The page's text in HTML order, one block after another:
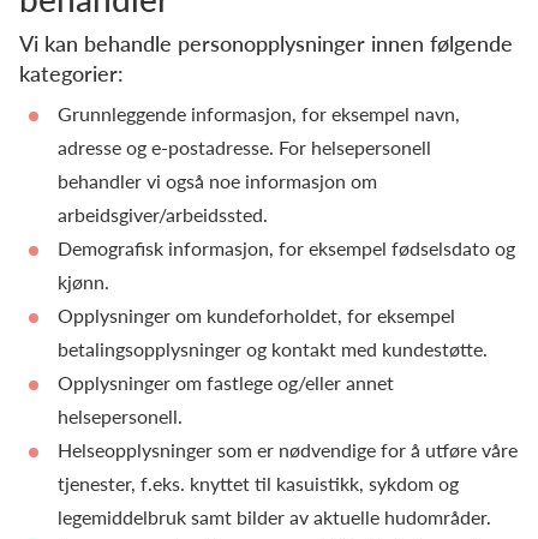
Vi kan behandle personopplysninger innen følgende
kategorier:
Grunnleggende informasjon, for eksempel navn,
adresse og e-postadresse. For helsepersonell
behandler vi også noe informasjon om
arbeidsgiver/arbeidssted.
Demografisk informasjon, for eksempel fødselsdato og
kjønn.
Opplysninger om kundeforholdet, for eksempel
betalingsopplysninger og kontakt med kundestøtte.
Opplysninger om fastlege og/eller annet
helsepersonell.
Helseopplysninger som er nødvendige for å utføre våre
tjenester, f.eks. knyttet til kasuistikk, sykdom og
legemiddelbruk samt bilder av aktuelle hudområder.